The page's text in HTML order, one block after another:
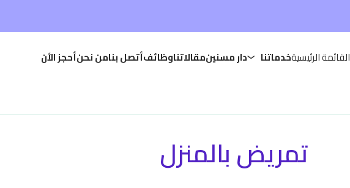
القائمة الرئيسيةخدماتنا دار مسنينمقالاتناوظائفأتصل بنامن نحنأحجز الأن
تمريض بالمنزل